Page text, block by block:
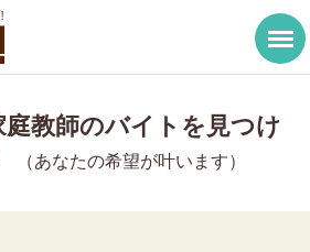
教師のバイトを見つけ
（あなたの希望が叶います）